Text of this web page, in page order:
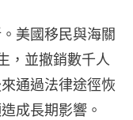
美國移民與海關
，並撤銷數千人
通過法律途徑恢
成長期影響。